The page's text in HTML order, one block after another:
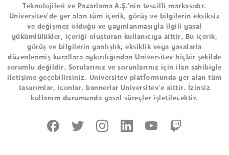
Teknolojileri ve Pazarlama A.Ş.'nin tescilli markasıdır.
Universitev'de yer alan tüm içerik, görüş ve bilgilerin eksiksiz
ve değişmez olduğu ve yayınlanmasıyla ilgili yasal
yükümlülükler, içeriği oluşturan kullanıcıya aittir. Bu içerik,
görüş ve bilgilerin yanlışlık, eksiklik veya yasalarla
düzenlenmiş kurallara aykırılığından Universitev hiçbir şekilde
sorumlu değildir. Sorularınız ve sorunlarınız için ilan sahibiyle
iletişime geçebilirsiniz. Universitev platformunda yer alan tüm
tasarımlar, iconlar, bannerlar Universitev'e aittir. İzinsiz
kullanım durumunda yasal süreçler işletilecektir.